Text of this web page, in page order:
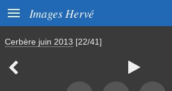
 Images Hervé
Cerbère juin 2013 [22/41]
 